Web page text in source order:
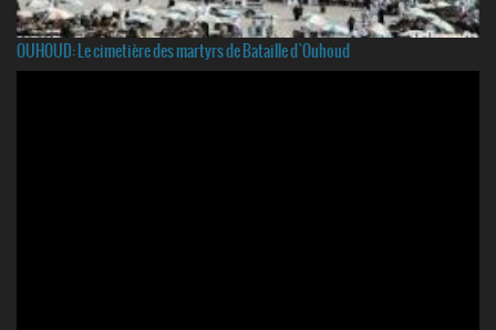
OUHOUD: Le cimetière des martyrs de Bataille d`Ouhoud